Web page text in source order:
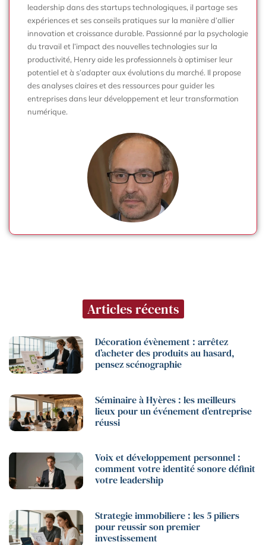
leadership dans des startups technologiques, il partage ses
expériences et ses conseils pratiques sur la manière d’allier
innovation et croissance durable. Passionné par la psychologie
du travail et l’impact des nouvelles technologies sur la
productivité, Henry aide les professionnels à optimiser leur
potentiel et à s’adapter aux évolutions du marché. Il propose
des analyses claires et des ressources pour guider les
entreprises dans leur développement et leur transformation
numérique.
Articles récents
Décoration évènement : arrêtez
d’acheter des produits au hasard,
pensez scénographie
Séminaire à Hyères : les meilleurs
lieux pour un événement d’entreprise
réussi
Voix et développement personnel :
comment votre identité sonore définit
votre leadership
Strategie immobiliere : les 5 piliers
pour reussir son premier
investissement